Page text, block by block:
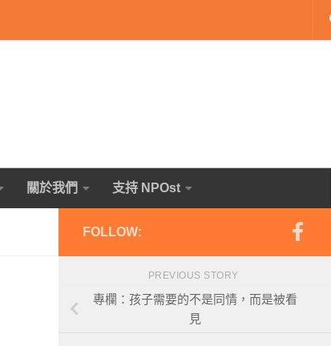
關於我們 支持 NPOst
FOLLOW:
PREVIOUS STORY
專欄：孩子需要的不是同情，而是被看
見